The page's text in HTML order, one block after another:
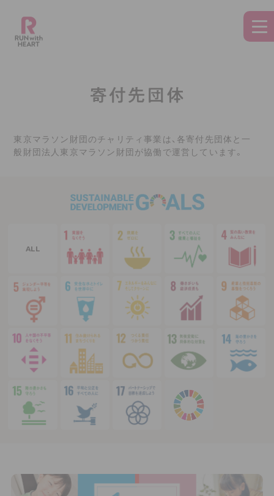
JP
JP
東京マラソン財団のチャリティ事業は、各寄付先団体と一
般財団法人東京マラソン財団が協働で運営しています。
ALL